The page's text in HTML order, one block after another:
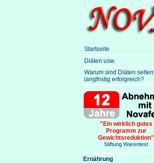
Startseite
Diäten usw.
Warum sind Diäten selten
langfristig erfolgreich?
"Ein wirklich gutes
Programm zur
Gewichtsreduktion"
Stiftung Warentest
Ernährung